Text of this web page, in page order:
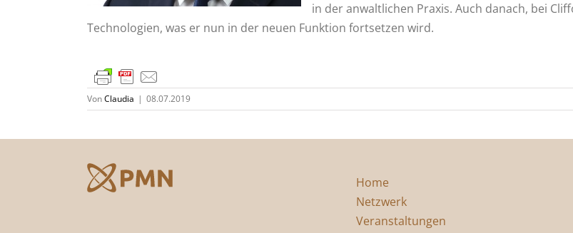
in der anwaltlichen Praxis. Auch danach, bei
Technologien, was er nun in der neuen Funktion fortsetzen wird.
VonClaudia | 08.07.2019
Home
Netzwerk
Veranstaltungen